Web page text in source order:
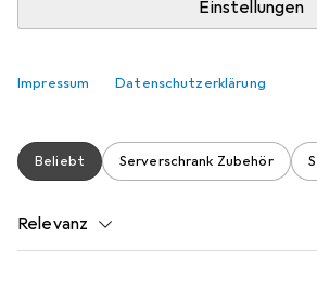
Einstellungen
Impressum Datenschutzerklärung
Hier findest du passendes Zubehör
Rack 42U G2 Kitted Advanced Pallet
Zubehör.
Beliebt Serverschrank Zubehör
Relevanz